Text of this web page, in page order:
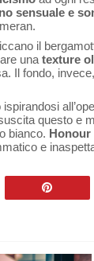
sensuale e
il
una texture
Il fondo,
ispirandosi
questo e
bianco. Honour
e